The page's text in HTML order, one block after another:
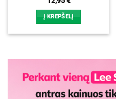
Į KREPŠELĮ